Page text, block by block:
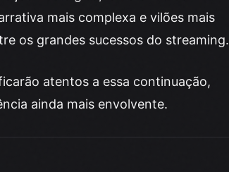
mais complexa e vilões mais
os grandes sucessos do streaming.
atentos a essa continuação,
ainda mais envolvente.